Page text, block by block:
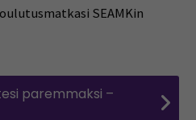
SEAMKin
paremmaksi –